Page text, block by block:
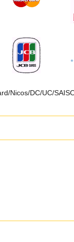
Nicos/DC/UC/